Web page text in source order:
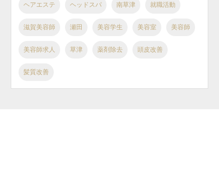
ヘアエステ ヘッドスパ 南草津 就職活動
滋賀美容師 瀬田 美容学生 美容室 美容師
美容師求人 草津 薬剤除去 頭皮改善
髪質改善